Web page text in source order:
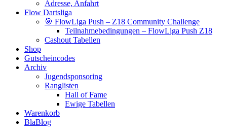
Adresse, Anfahrt
Flow Dartsliga
🎯 FlowLiga Push – Z18 Community Challenge
Teilnahmebedingungen – FlowLiga Push Z18
Cashout Tabellen
Shop
Gutscheincodes
Archiv
Jugendsponsoring
Ranglisten
Hall of Fame
Ewige Tabellen
Warenkorb
BlaBlog